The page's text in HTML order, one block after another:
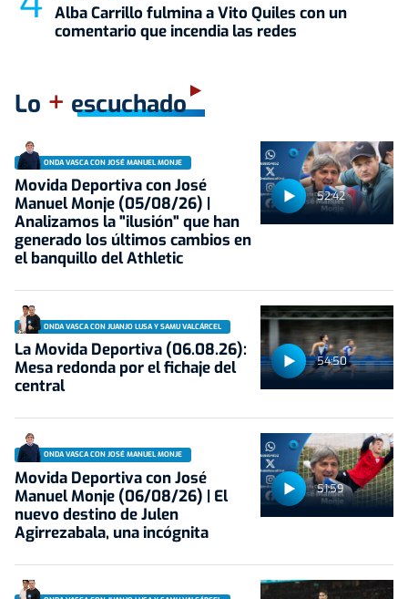
Alba Carrillo fulmina a Vito Quiles con un
comentario que incendia las redes
Lo + escuchado
52:42
ONDA VASCA CON JOSÉ MANUEL MONJE
Movida Deportiva con José
Manuel Monje (05/08/26) |
Analizamos la "ilusión" que han
generado los últimos cambios en
el banquillo del Athletic
54:50
ONDA VASCA CON JUANJO LUSA Y SAMU VALCÁRCEL
La Movida Deportiva (06.08.26):
Mesa redonda por el fichaje del
central
51:59
ONDA VASCA CON JOSÉ MANUEL MONJE
Movida Deportiva con José
Manuel Monje (06/08/26) | El
nuevo destino de Julen
Agirrezabala, una incógnita